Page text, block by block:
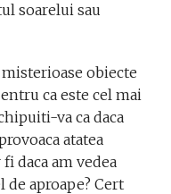
soarelui sau
obiecte
ca este cel mai
va ca daca
atatea
daca am vedea
de aproape? Cert